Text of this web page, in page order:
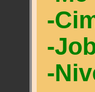
-
-
-